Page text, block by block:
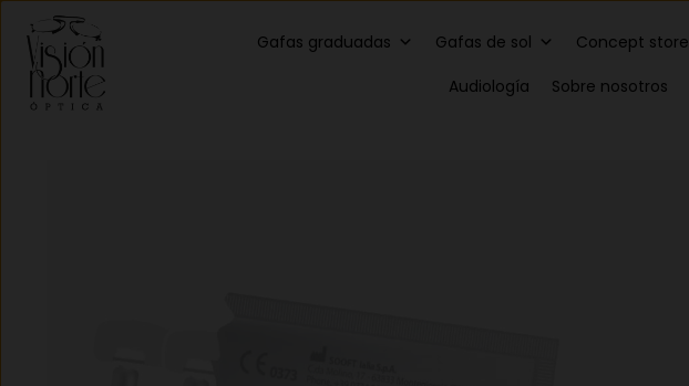
Gafas graduadas Gafas de sol Concept store
Audiología
Sobre nosotros